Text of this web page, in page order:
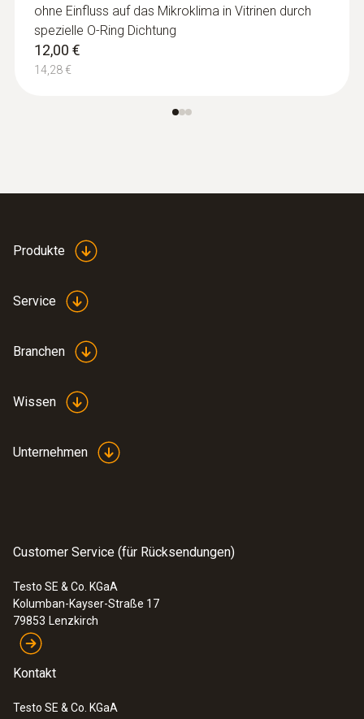
ohne Einfluss auf das Mikroklima in Vitrinen durch
spezielle O-Ring Dichtung
12,00 €
14,28 €
Produkte
Service
Branchen
Wissen
Unternehmen
Customer Service (für Rücksendungen)
Testo SE & Co. KGaA
Kolumban-Kayser-Straße 17
79853 Lenzkirch
Kontakt
Testo SE & Co. KGaA